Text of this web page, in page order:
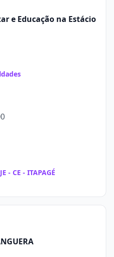
e Educação na Estácio
- CE - ITAPAGÉ